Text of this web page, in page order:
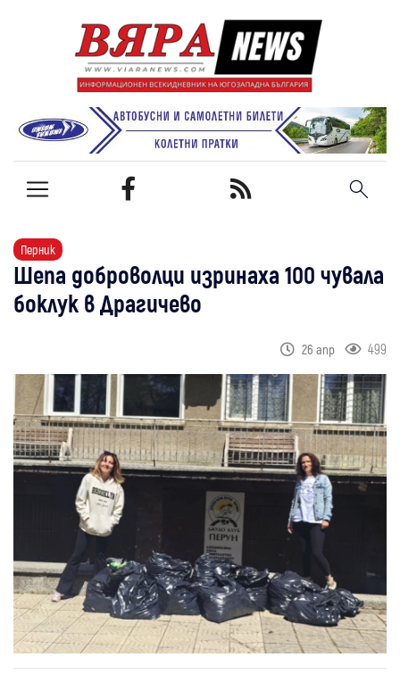
Перник
Шепа доброволци изринаха 100 чувала
боклук в Драгичево
26 апр 499